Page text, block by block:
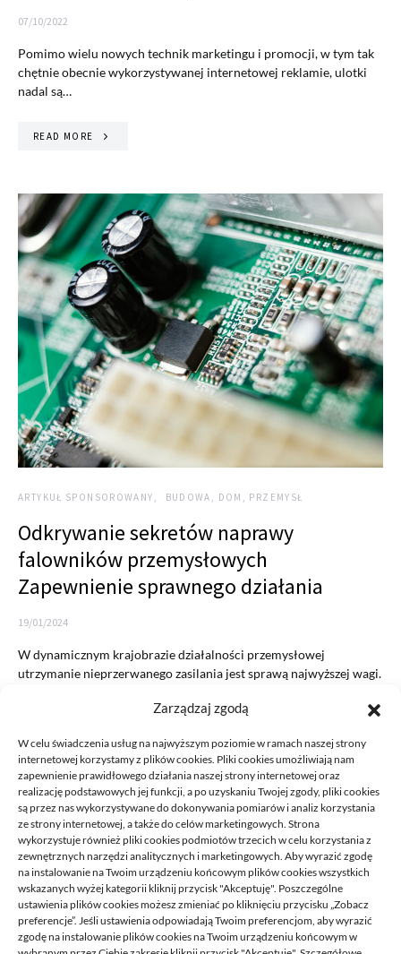
Zarządzaj zgodą
W celu świadczenia usług na najwyższym poziomie w ramach naszej strony
internetowej korzystamy z plików cookies. Pliki cookies umożliwiają nam
zapewnienie prawidłowego działania naszej strony internetowej oraz
realizację podstawowych jej funkcji, a po uzyskaniu Twojej zgody, pliki cookies
są przez nas wykorzystywane do dokonywania pomiarów i analiz korzystania
ze strony internetowej, a także do celów marketingowych. Strona
wykorzystuje również pliki cookies podmiotów trzecich w celu korzystania z
zewnętrznych narzędzi analitycznych i marketingowych. Aby wyrazić zgodę
na instalowanie na Twoim urządzeniu końcowym plików cookies wszystkich
wskazanych wyżej kategorii kliknij przycisk "Akceptuję". Poszczególne
ustawienia plików cookies możesz zmieniać po kliknięciu przycisku „Zobacz
preferencje”. Jeśli ustawienia odpowiadają Twoim preferencjom, aby wyrazić
zgodę na instalowanie plików cookies na Twoim urządzeniu końcowym w
07/10/2022
Pomimo wielu nowych technik marketingu i promocji, w tym tak
chętnie obecnie wykorzystywanej internetowej reklamie, ulotki
nadal są…
READ MORE
ARTYKUŁ SPONSOROWANY BUDOWA, DOM, PRZEMYSŁ
Odkrywanie sekretów naprawy
falowników przemysłowych
Zapewnienie sprawnego działania
19/01/2024
W dynamicznym krajobrazie działalności przemysłowej
utrzymanie nieprzerwanego zasilania jest sprawą najwyższej wagi.
READ MORE
DECA /
Deca to miejsce stworzone dla ludzi takich jak ty, miejsce, gdzie